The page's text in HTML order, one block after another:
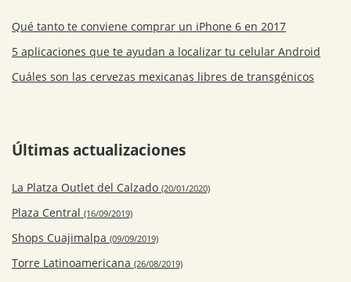
Qué tanto te conviene comprar un iPhone 6 en 2017
5 aplicaciones que te ayudan a localizar tu celular Android
Cuáles son las cervezas mexicanas libres de transgénicos
Últimas actualizaciones
La Platza Outlet del Calzado (20/01/2020)
Plaza Central (16/09/2019)
Shops Cuajimalpa (09/09/2019)
Torre Latinoamericana (26/08/2019)